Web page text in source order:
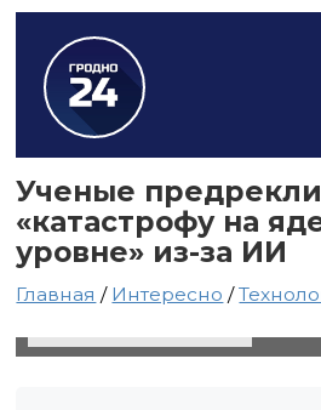
Ученые предрекли
«катастрофу на
уровне» из-за ИИ
Главная / Интересно /